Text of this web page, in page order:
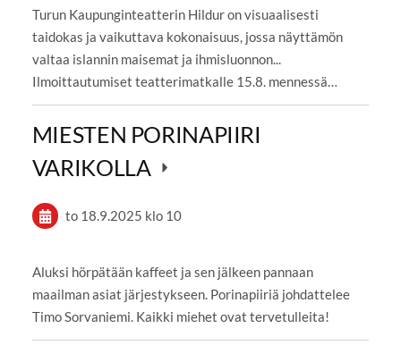
Turun Kaupunginteatterin Hildur on visuaalisesti
taidokas ja vaikuttava kokonaisuus, jossa näyttämön
valtaa islannin maisemat ja ihmisluonnon...
Ilmoittautumiset teatterimatkalle 15.8. mennessä…
MIESTEN PORINAPIIRI
VARIKOLLA
to 18.9.2025 klo 10
Aluksi hörpätään kaffeet ja sen jälkeen pannaan
maailman asiat järjestykseen. Porinapiiriä johdattelee
Timo Sorvaniemi. Kaikki miehet ovat tervetulleita!